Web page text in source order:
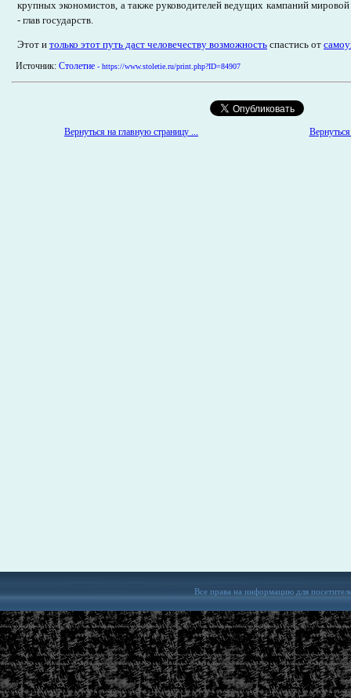
крупных экономистов, а также руководителей ведущих кампаний
- глав государств.
Этот и только этот путь даст человечеству возможность спастись от
Источник: Столетие - https://www.stoletie.ru/print.php?ID=84907
Вернуться на главную страницу ...
Все права на информацию для